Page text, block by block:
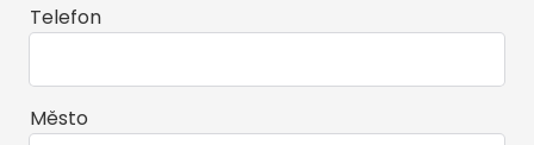
Telefon
Město